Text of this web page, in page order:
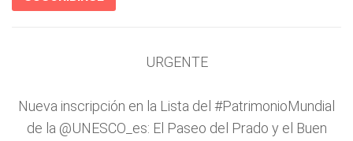
URGENTE
Nueva inscripción en la Lista del #PatrimonioMundial
de la @UNESCO_es: El Paseo del Prado y el Buen